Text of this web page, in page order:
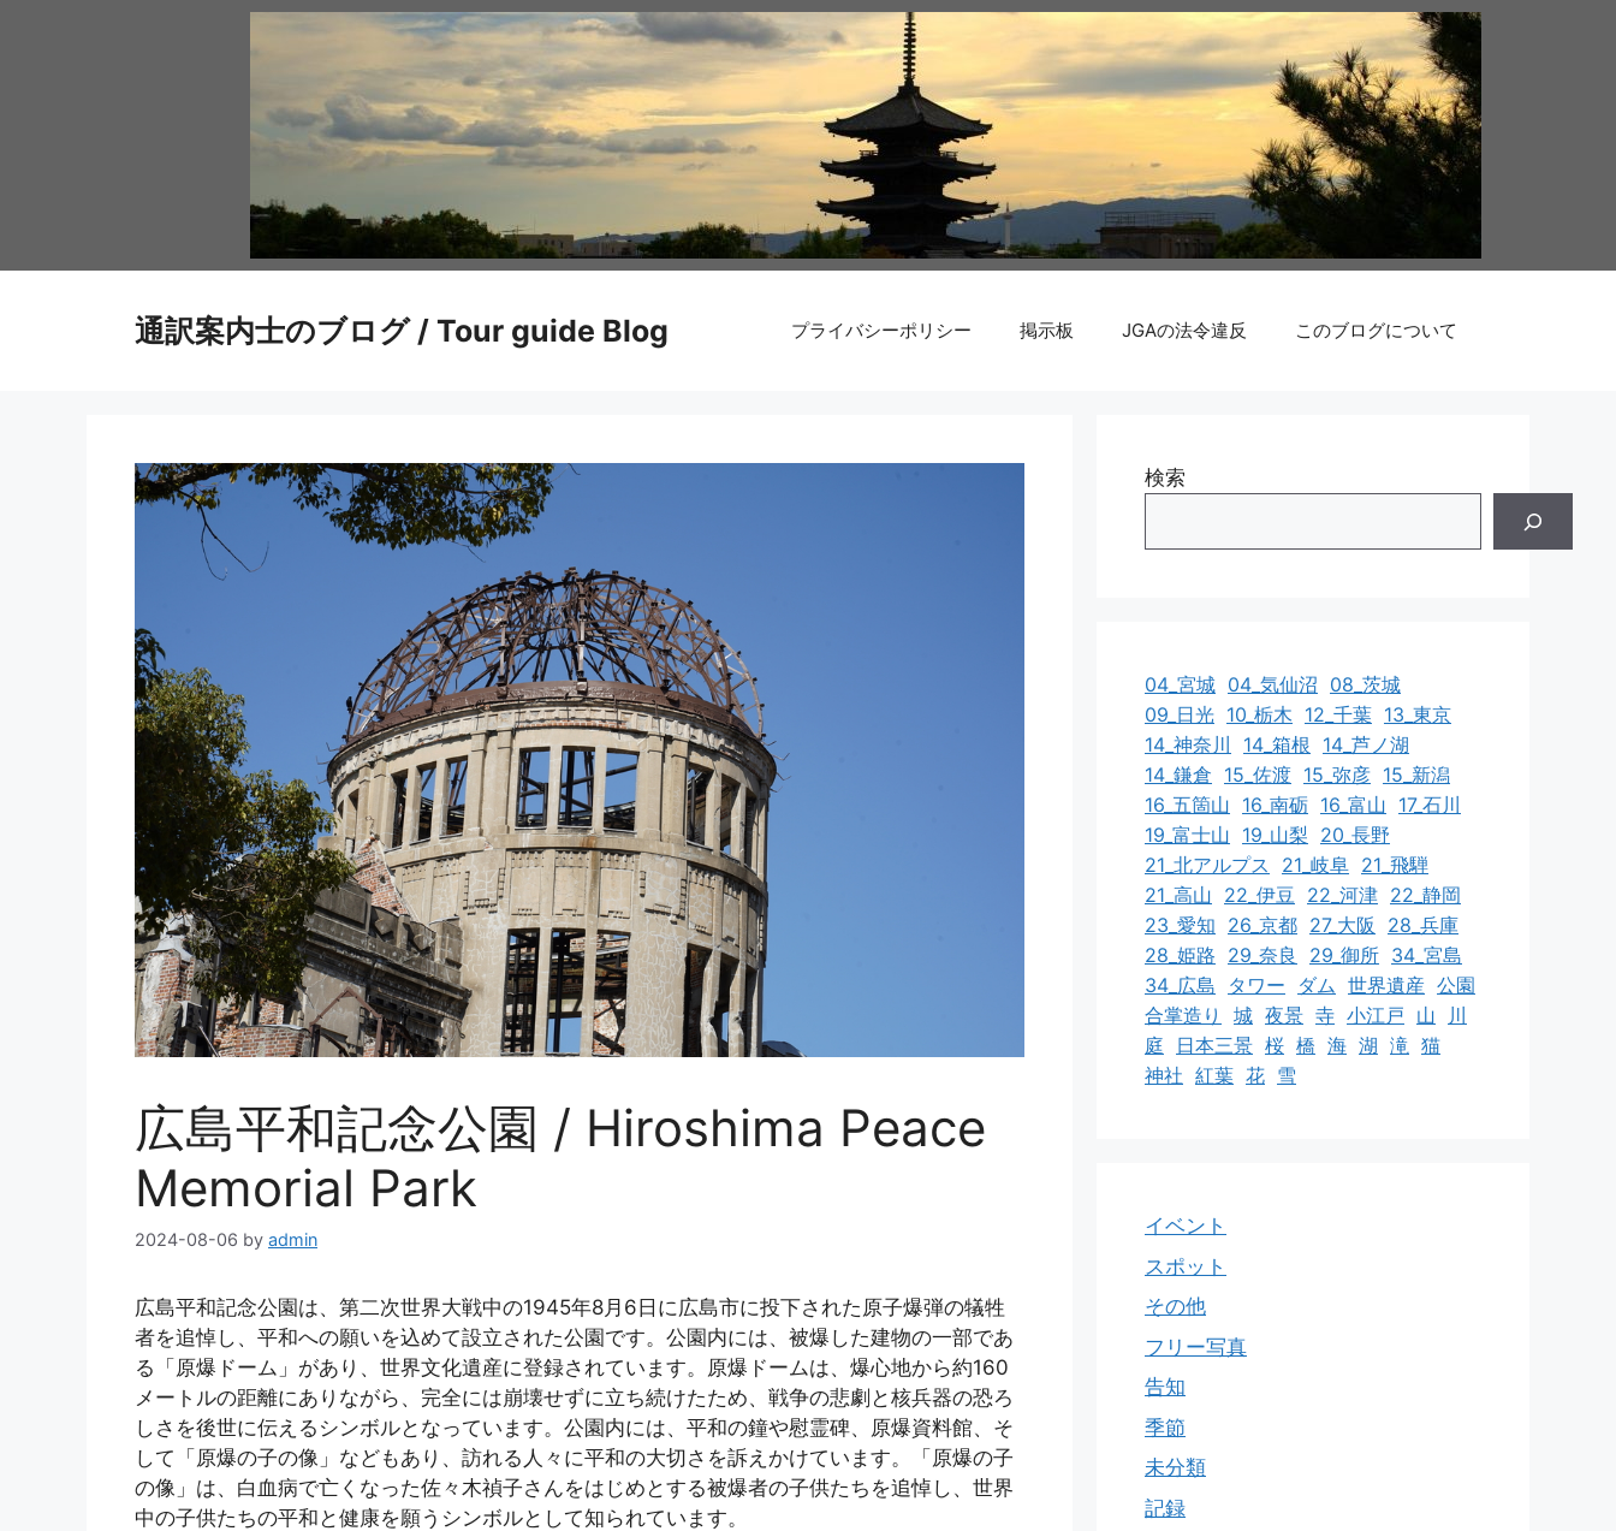
通訳案内士のブログ / Tour guide Blog プライバシーポリシー 掲示板 JGAの法令違反 このブログについて
広島平和記念公園 / Hiroshima Peace
Memorial Park
2024-08-06 by admin
広島平和記念公園は、第二次世界大戦中の1945年8月6日に広島市に投下された原子爆弾の犠牲
者を追悼し、平和への願いを込めて設立された公園です。公園内には、被爆した建物の一部であ
る「原爆ドーム」があり、世界文化遺産に登録されています。原爆ドームは、爆心地から約160
メートルの距離にありながら、完全には崩壊せずに立ち続けたため、戦争の悲劇と核兵器の恐ろ
しさを後世に伝えるシンボルとなっています。公園内には、平和の鐘や慰霊碑、原爆資料館、そ
して「原爆の子の像」などもあり、訪れる人々に平和の大切さを訴えかけています。「原爆の子
の像」は、白血病で亡くなった佐々木禎子さんをはじめとする被爆者の子供たちを追悼し、世界
中の子供たちの平和と健康を願うシンボルとして知られています。
検索
04_宮城 04_気仙沼 08_茨城
09_日光 10_栃木 12_千葉 13_東京
14_神奈川
14_箱根 14_芦ノ湖
14_鎌倉 15_佐渡 15_弥彦 15_新潟
16_五箇山 16_南砺 16_富山 17_石川
19_富士山 19_山梨 20_長野
21_北アルプス
21_岐阜 21_飛騨
21_高山 22_伊豆 22_河津 22_静岡
23_愛知 26_京都 27_大阪
28_兵庫
28_姫路 29_奈良 29_御所 34_宮島
34_広島
タワー ダム 世界遺産 公園
合掌造り
城 夜景 寺 小江戸 山
川
庭
日本三景 桜 橋 海 湖 滝 猫
神社 紅葉 花 雪
イベント
スポット
その他
フリー写真
告知
季節
未分類
記録